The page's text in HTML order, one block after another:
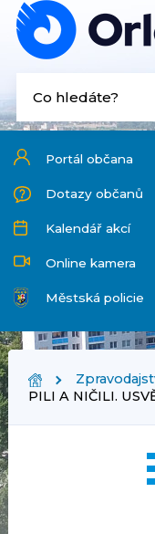
Portál občana
Dotazy občanů
Kalendář akcí
Online kamera
Městská policie
PILI A NIČILI.